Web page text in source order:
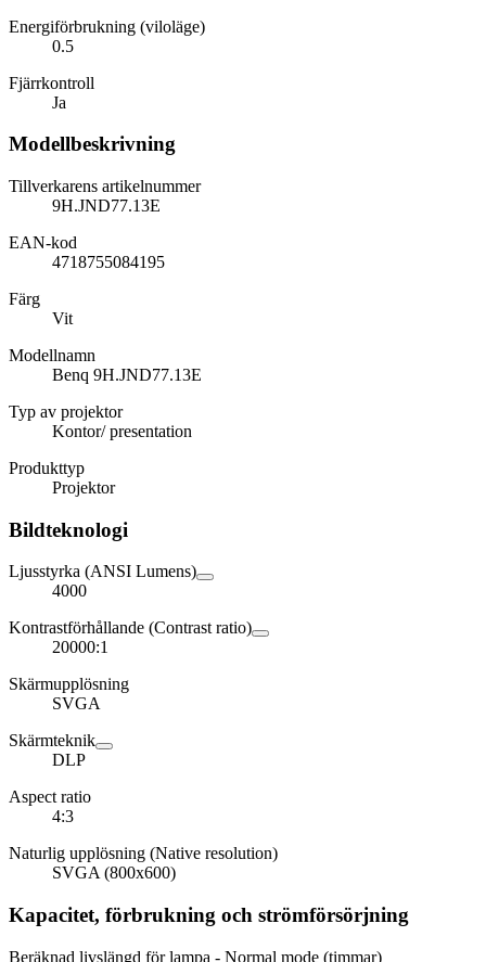
Energiförbrukning (viloläge)
0.5
Fjärrkontroll
Ja
Modellbeskrivning
Tillverkarens artikelnummer
9H.JND77.13E
EAN-kod
4718755084195
Färg
Vit
Modellnamn
Benq 9H.JND77.13E
Typ av projektor
Kontor/ presentation
Produkttyp
Projektor
Bildteknologi
Ljusstyrka (ANSI Lumens)
4000
Kontrastförhållande (Contrast ratio)
20000:1
Skärmupplösning
SVGA
Skärmteknik
DLP
Aspect ratio
4:3
Naturlig upplösning (Native resolution)
SVGA (800x600)
Kapacitet, förbrukning och strömförsörjning
Beräknad livslängd för lampa - Normal mode (timmar)